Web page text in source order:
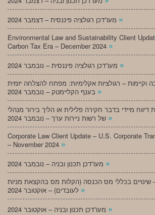
»
Environmental Law and Sustainability Client
Carbon Tax Era – December 2024 »
»
וקיימות – רגולציות אקלימיות: מפתח להצלחה יזמית
»
דיווח מיידי בדבר חקירה פלילית או הליך בירור מנהלי
»
Corporate Law Client Update – U.S. Corporate
– November 2024 »
»
שינויים בכללי מס הכנסה (הקלות מס בהקצאת מניות
»
»